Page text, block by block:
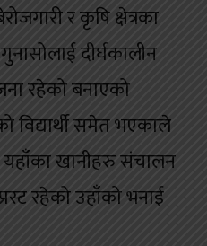
र कृषि क्षेत्रका
दीर्घकालीन
रहेको बनाएको
समेत भएकाले
खानीहरु संचालन
रहेको उहाँको भनाई